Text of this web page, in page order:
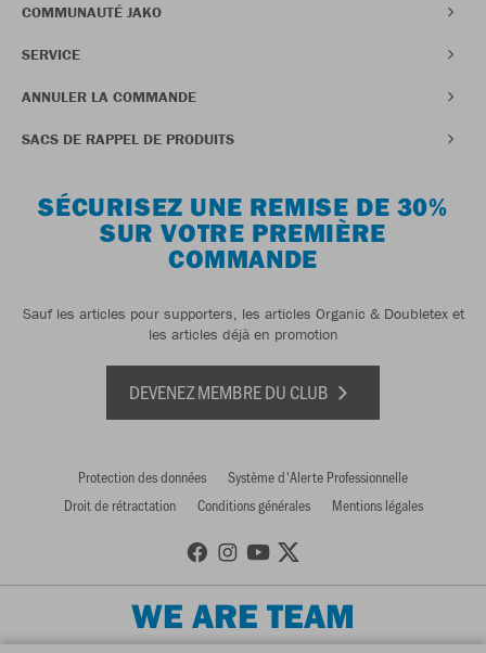
COMMUNAUTÉ JAKO
SERVICE
ANNULER LA COMMANDE
SACS DE RAPPEL DE PRODUITS
SÉCURISEZ UNE REMISE DE 30%
SUR VOTRE PREMIÈRE
COMMANDE
Sauf les articles pour supporters, les articles Organic & Doubletex et
les articles déjà en promotion
DEVENEZ MEMBRE DU CLUB
Protection des données
Système d'Alerte Professionnelle
Droit de rétractation
Conditions générales Mentions légales
WE ARE TEAM